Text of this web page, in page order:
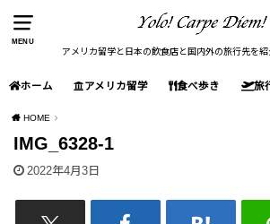
MENU
アメリカ留学と日本の飲食店と国内外の旅行先を
ホーム アメリカ留学 食べ歩き 旅
HOME
IMG_6328-1
2022年4月3日